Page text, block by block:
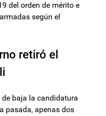
del orden de mérito e
según el
retiró el
baja la candidatura
pasada, apenas dos